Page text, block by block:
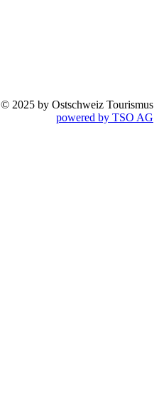
© 2025 by Ostschweiz Tourismus
powered by TSO AG